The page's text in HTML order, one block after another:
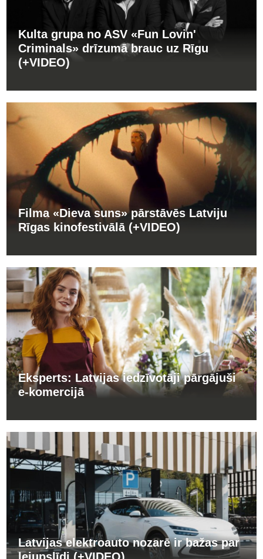
Kulta grupa no ASV «Fun Lovin'
Criminals» drīzumā brauc uz Rīgu
(+VIDEO)
Filma «Dieva suns» pārstāvēs Latviju
Rīgas kinofestivālā (+VIDEO)
Eksperts: Latvijas iedzīvotāji pārgājuši
e-komercijā
Latvijas elektroauto nozarē ir bažas par